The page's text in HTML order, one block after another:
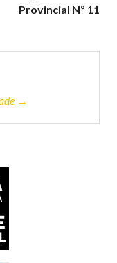
Provincial Nº 11
→